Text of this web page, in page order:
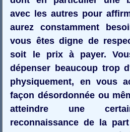
avec les autres pour
aurez constamment
vous êtes digne de
soit le prix à payer.
dépenser beaucoup trop
physiquement, en vous
façon désordonnée ou
atteindre une
reconnaissance de la